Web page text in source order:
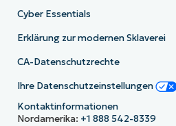
Cyber Essentials
Erklärung zur modernen Sklaverei
CA-Datenschutzrechte
Ihre Datenschutzeinstellungen
Kontaktinformationen
Nordamerika: +1 888 542-8339